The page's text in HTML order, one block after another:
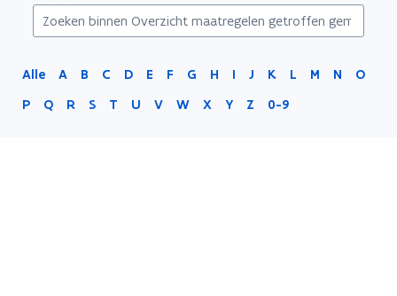
Alle A B C D E F G H I J K L M N
O
P
Q R S T U V W X Y Z 0-9